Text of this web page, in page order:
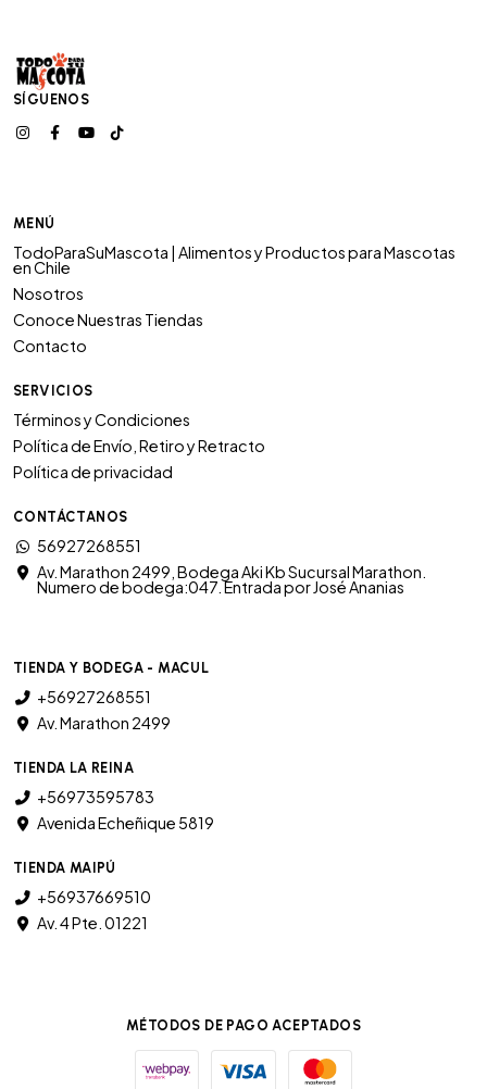
SÍGUENOS
MENÚ
TodoParaSuMascota | Alimentos y Productos para Mascotas
en Chile
Nosotros
Conoce Nuestras Tiendas
Contacto
SERVICIOS
Términos y Condiciones
Política de Envío, Retiro y Retracto
Política de privacidad
CONTÁCTANOS
56927268551
Av. Marathon 2499, Bodega Aki Kb Sucursal Marathon.
Numero de bodega:047. Entrada por José Ananias
TIENDA Y BODEGA - MACUL
+56927268551
Av. Marathon 2499
TIENDA LA REINA
+56973595783
Avenida Echeñique 5819
TIENDA MAIPÚ
+56937669510
Av. 4 Pte. 01221
MÉTODOS DE PAGO ACEPTADOS